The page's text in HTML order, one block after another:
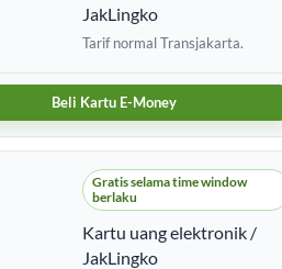
JakLingko
Tarif normal Transjakarta.
Beli Kartu E-Money
Gratis selama time window
berlaku
Kartu uang elektronik /
JakLingko